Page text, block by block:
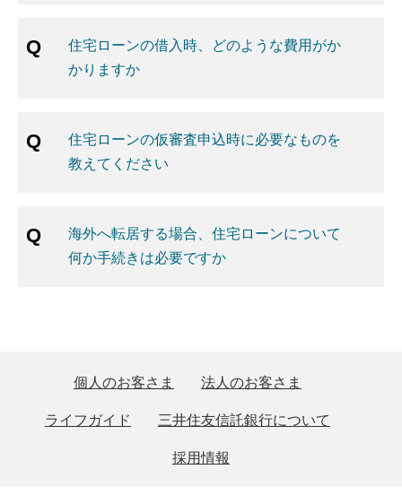
住宅ローンの借入時、どのような費用がか
かりますか
住宅ローンの仮審査申込時に必要なものを
教えてください
海外へ転居する場合、住宅ローンについて
何か手続きは必要ですか
個人のお客さま
法人のお客さま
ライフガイド
三井住友信託銀行について
採用情報